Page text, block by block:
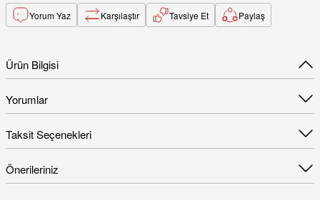
Yorum Yaz Karşılaştır Tavsiye Et Paylaş
Ürün Bilgisi
Yorumlar
Taksit Seçenekleri
Önerileriniz